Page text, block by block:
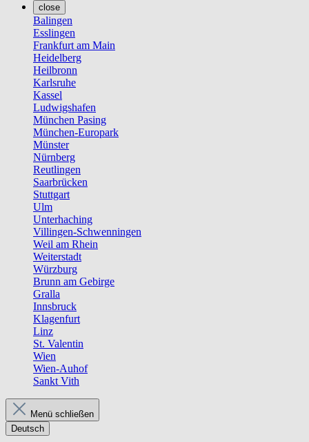
close
Balingen
Esslingen
Frankfurt am Main
Heidelberg
Heilbronn
Karlsruhe
Kassel
Ludwigshafen
München Pasing
München-Europark
Münster
Nürnberg
Reutlingen
Saarbrücken
Stuttgart
Ulm
Unterhaching
Villingen-Schwenningen
Weil am Rhein
Weiterstadt
Würzburg
Brunn am Gebirge
Gralla
Innsbruck
Klagenfurt
Linz
St. Valentin
Wien
Wien-Auhof
Sankt Vith
Menü schließen
Deutsch